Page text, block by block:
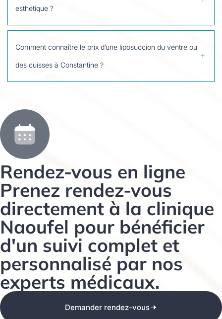
esthétique ?
Comment connaître le prix d’une liposuccion du ventre ou
des cuisses à Constantine ?
Rendez-vous en ligne
Prenez rendez-vous
directement à la clinique
Naoufel pour bénéficier
d'un suivi complet et
personnalisé par nos
experts médicaux.
Demander rendez-vous